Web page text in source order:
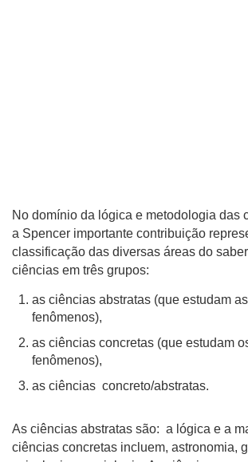
No domínio da lógica e metodologia das
a Spencer importante contribuição
classificação das diversas áreas do
ciências em três grupos:
as ciências abstratas (que estudam
fenômenos),
as ciências concretas (que estudam
fenômenos),
as ciências concreto/abstratas.
As ciências abstratas são: a lógica e a
ciências concretas incluem, astronomia,